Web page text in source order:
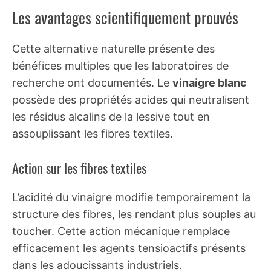
Les avantages scientifiquement prouvés
Cette alternative naturelle présente des
bénéfices multiples que les laboratoires de
recherche ont documentés. Le vinaigre blanc
possède des propriétés acides qui neutralisent
les résidus alcalins de la lessive tout en
assouplissant les fibres textiles.
Action sur les fibres textiles
L’acidité du vinaigre modifie temporairement la
structure des fibres, les rendant plus souples au
toucher. Cette action mécanique remplace
efficacement les agents tensioactifs présents
dans les adoucissants industriels.